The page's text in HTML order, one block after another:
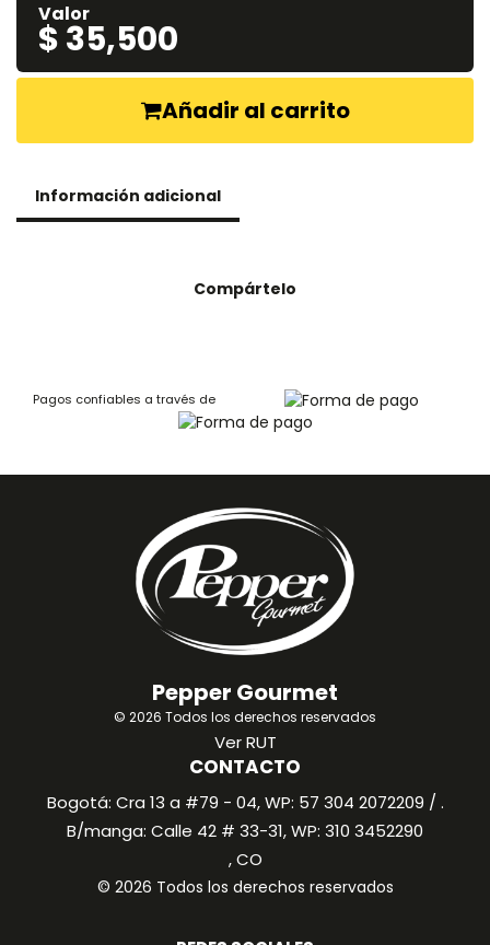
Valor
$ 35,500
Añadir al carrito
Información adicional
Compártelo
Pagos confiables a través de
Pepper Gourmet
© 2026 Todos los derechos reservados
Ver RUT
CONTACTO
Bogotá: Cra 13 a #79 - 04, WP: 57 304 2072209 / .
B/manga: Calle 42 # 33-31, WP: 310 3452290
, CO
© 2026 Todos los derechos reservados